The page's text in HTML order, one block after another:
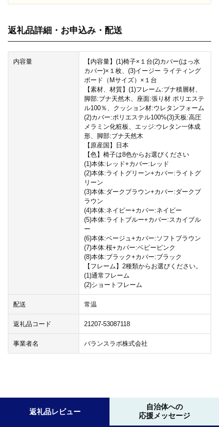
返礼品詳細・お申込み・配送
内容量
【内容量】(1)椅子×１台(2)カバー(はっ水
カバー)×１枚、(3)イージー ライティング
ボード（Mサイズ）×１台
【素材、材質】(1)フレーム:ブナ積層材、
脚部:ブナ天然木、座面:張り材 ポリエステ
ル100％、クッション材:ウレタンフォーム
(2)カバー:ポリエステル100%(3)天板:高圧
メラミン化粧板、エッジ:ウレタン一体成
形、脚部:ブナ天然木
【原産国】日本
【色】椅子は8色からお選びください
(1)本体:レッド+カバー:レッド
(2)本体:ライトグリーン+カバー:ライトグ
リーン
(3)本体:ダークブラウン+カバー:ダークブ
ラウン
(4)本体:ネイビー+カバー:ネイビー
(5)本体:ライトブルー+カバー:スカイブル
ー
(6)本体:ベージュ+カバー:ソフトブラウン
(7)本体:桜+カバー:ベビーピンク
(8)本体:ブラック+カバー:ブラック
【フレーム】2種類からお選びください。
(1)通常フレーム
(2)ショートフレーム
配送 常温
返礼品コード 21207-53087118
事業者名 バランスラボ株式会社
返礼品レビュー
自治体への
応援メッセージ